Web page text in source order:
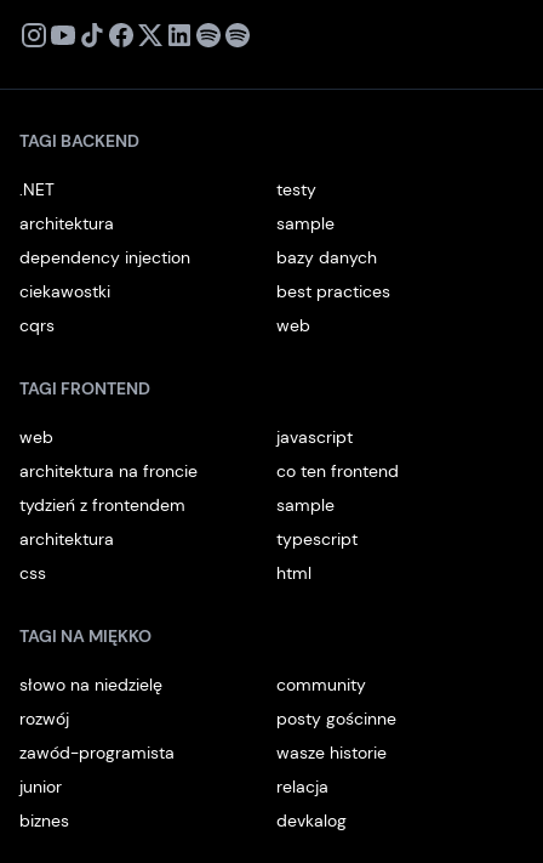
X
TAGI BACKEND
.NET
testy
architektura
sample
dependency injection
bazy danych
ciekawostki
best practices
cqrs
web
TAGI FRONTEND
web
javascript
architektura na froncie
co ten frontend
tydzień z frontendem
sample
architektura
typescript
css
html
TAGI NA MIĘKKO
słowo na niedzielę
community
rozwój
posty gościnne
zawód-programista
wasze historie
junior
relacja
biznes
devkalog